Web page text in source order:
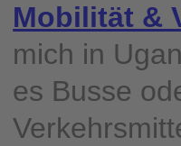
Mobilität &
mich in
es Busse